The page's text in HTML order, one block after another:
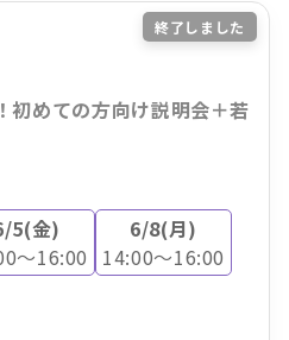
初めての方向け説明会＋若
5(金)
～16:00
6/8(月)
14:00～16:00
終了しました